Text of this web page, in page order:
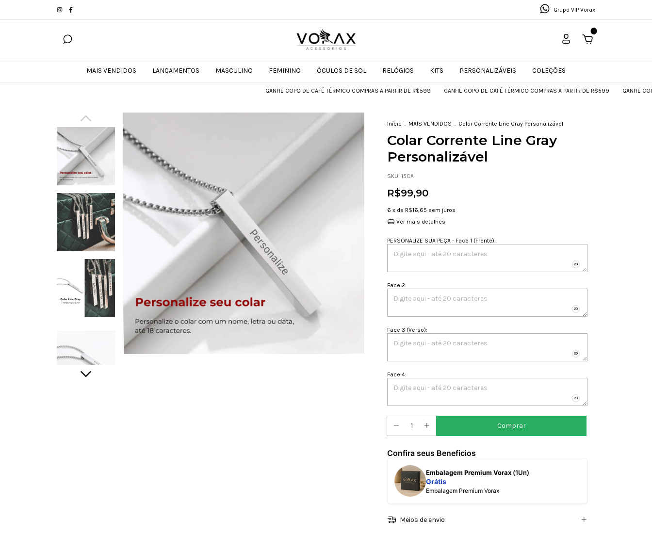
Grupo VIP Vorax
MAIS VENDIDOS LANÇAMENTOS MASCULINO FEMININO ÓCULOS DE SOL RELÓGIOS KITS PERSONALIZÁVEIS COLEÇÕES
GANHE COPO DE CAFÉ TÉRMICO COMPRAS A PARTIR DE R$599 GANHE COPO DE CAFÉ TÉRMICO COMPRAS A PARTIR DE R$599 GANHE COPO DE
Início . MAIS VENDIDOS . Colar Corrente Line Gray Personalizável
Colar Corrente Line Gray
Personalizável
SKU: 15CA
R$99,90
6 x de R$16,65 sem juros
Ver mais detalhes
PERSONALIZE SUA PEÇA - Face 1 (Frente):
Face 2:
Face 3 (Verso):
Face 4:
Confira seus Beneficios
Embalagem Premium Vorax (1Un)
Grátis
Embalagem Premium Vorax
Meios de envio